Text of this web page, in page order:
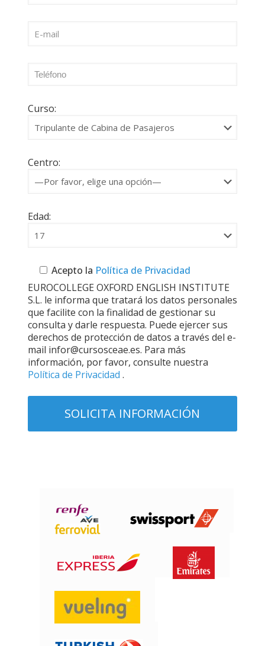
Curso:
Centro:
Edad:
Acepto la Política de Privacidad
EUROCOLLEGE OXFORD ENGLISH INSTITUTE
S.L. le informa que tratará los datos personales
que facilite con la finalidad de gestionar su
consulta y darle respuesta. Puede ejercer sus
derechos de protección de datos a través del e-
mail infor@cursosceae.es. Para más
información, por favor, consulte nuestra
Política de Privacidad .